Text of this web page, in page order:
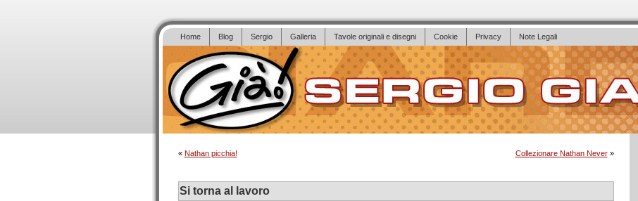
Home Blog Sergio Galleria Tavole originali e disegni Cookie Privacy Note Legali
« Nathan picchia! Collezionare Nathan Never»
Si torna al lavoro